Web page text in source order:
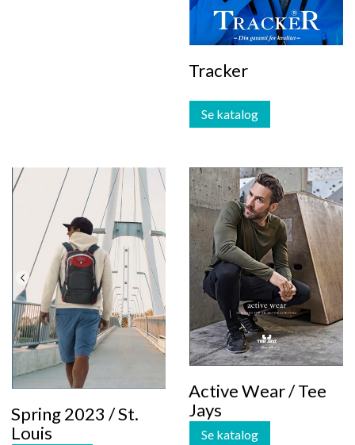
Tracker
Se katalog
Spring 2023 / St.
Louis
Active Wear / Tee
Jays
Se katalog